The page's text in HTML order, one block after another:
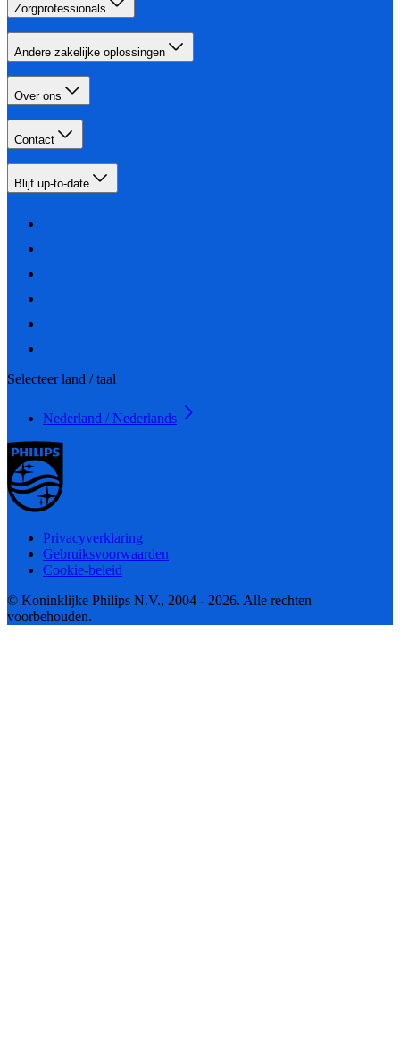
Zorgprofessionals
Andere zakelijke oplossingen
Over ons
Contact
Blijf up-to-date
Selecteer land / taal
Nederland / Nederlands
Privacyverklaring
Gebruiksvoorwaarden
Cookie-beleid
© Koninklijke Philips N.V., 2004 - 2026. Alle rechten
voorbehouden.